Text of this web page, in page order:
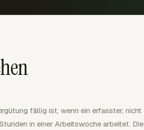
fällig ist, wenn ein erfasster, nicht
in einer Arbeitswoche arbeitet. Die